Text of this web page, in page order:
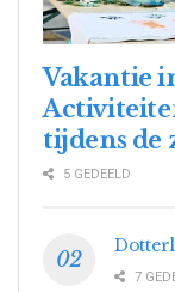
Vakantie
tijdens de
5 GEDEELD
7